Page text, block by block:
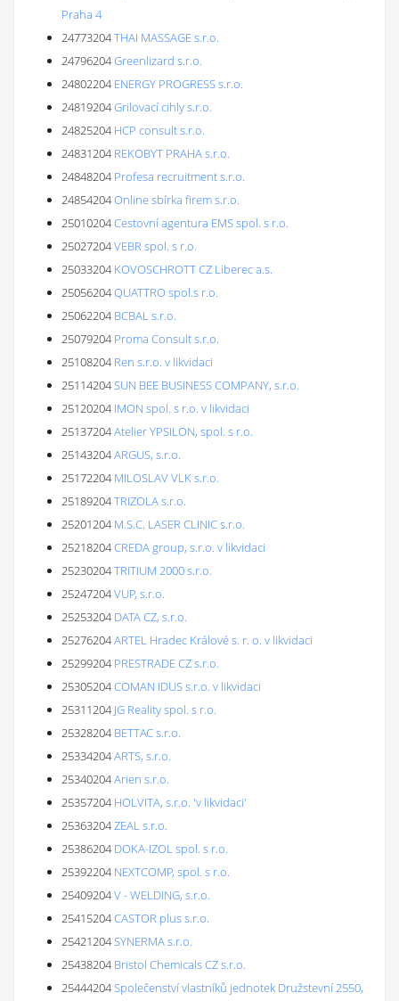
Praha 4
24773204THAI MASSAGE s.r.o.
24796204Greenlizard s.r.o.
24802204 ENERGY PROGRESS s.r.o.
24819204Grilovací cihly s.r.o.
24825204 HCP consult s.r.o.
24831204 REKOBYT PRAHA s.r.o.
24848204 Profesa recruitment s.r.o.
24854204Online sbírka firem s.r.o.
25010204Cestovní agentura EMS spol. s r.o.
25027204VEBR spol. s r.o.
25033204 KOVOSCHROTT CZ Liberec a.s.
25056204QUATTRO spol.s r.o.
25062204 BCBAL s.r.o.
25079204 Proma Consult s.r.o.
25108204 Ren s.r.o. v likvidaci
25114204SUN BEE BUSINESS COMPANY, s.r.o.
25120204 IMON spol. s r.o. v likvidaci
25137204Atelier YPSILON, spol. s r.o.
25143204ARGUS, s.r.o.
25172204 MILOSLAV VLK s.r.o.
25189204TRIZOLA s.r.o.
25201204 M.S.C. LASER CLINIC s.r.o.
25218204CREDA group, s.r.o. v likvidaci
25230204TRITIUM 2000 s.r.o.
25247204VUP, s.r.o.
25253204 DATA CZ, s.r.o.
25276204ARTEL Hradec Králové s. r. o. v likvidaci
25299204 PRESTRADE CZ s.r.o.
25305204COMAN IDUS s.r.o. v likvidaci
25311204 JG Reality spol. s r.o.
25328204 BETTAC s.r.o.
25334204ARTS, s.r.o.
25340204Arien s.r.o.
25357204 HOLVITA, s.r.o. 'v likvidaci'
25363204ZEAL s.r.o.
25386204 DOKA-IZOL spol. s r.o.
25392204 NEXTCOMP, spol. s r.o.
25409204V - WELDING, s.r.o.
25415204CASTOR plus s.r.o.
25421204SYNERMA s.r.o.
25438204 Bristol Chemicals CZ s.r.o.
25444204Společenství vlastníků jednotek Družstevní 2550,